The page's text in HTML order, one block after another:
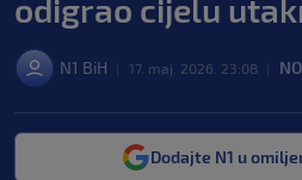
odigrao cijelu
N1 BiH 17. maj. 2026. 23:08
Dodajte N1 u